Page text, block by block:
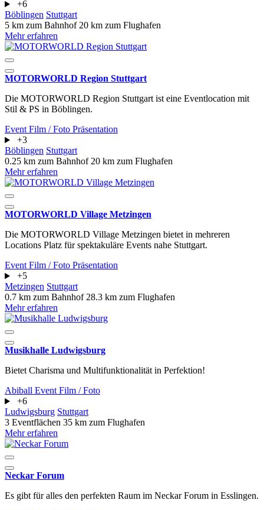
+6
Böblingen Stuttgart
5 km zum Bahnhof 20 km zum Flughafen
Mehr erfahren
MOTORWORLD Region Stuttgart
Die MOTORWORLD Region Stuttgart ist eine Eventlocation mit
Stil & PS in Böblingen.
Event Film / Foto Präsentation
+3
Böblingen Stuttgart
0.25 km zum Bahnhof 20 km zum Flughafen
Mehr erfahren
MOTORWORLD Village Metzingen
Die MOTORWORLD Village Metzingen bietet in mehreren
Locations Platz für spektakuläre Events nahe Stuttgart.
Event Film / Foto Präsentation
+5
Metzingen Stuttgart
0.7 km zum Bahnhof 28.3 km zum Flughafen
Mehr erfahren
Musikhalle Ludwigsburg
Bietet Charisma und Multifunktionalität in Perfektion!
Abiball Event Film / Foto
+6
Ludwigsburg Stuttgart
3 Eventflächen 35 km zum Flughafen
Mehr erfahren
Neckar Forum
Es gibt für alles den perfekten Raum im Neckar Forum in Esslingen.